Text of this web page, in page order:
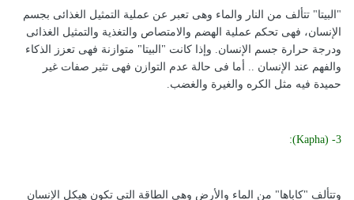
"البيتا" تتألف من النار والماء وهى تعبر عن عملية التمثيل الغذائى بجسم
الإنسان، فهى تحكم عملية الهضم والامتصاص والتغذية والتمثيل الغذائى
ودرجة حرارة جسم الإنسان. وإذا كانت "البيتا" متوازنة فهى تعزز الذكاء
والفهم عند الإنسان .. أما فى حالة عدم التوازن فهى تثير صفات غير
حميدة فيه مثل الكره والغيرة والغضب.
3- (Kapha):
وتتألف "كاباها" من الماء والأرض وهى الطاقة التى تكون هيكل الإنسان